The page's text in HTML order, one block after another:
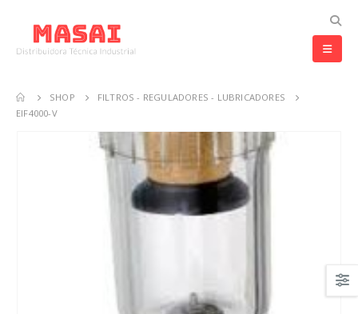
SHOP
FILTROS - REGULADORES - LUBRICADORES
EIF4000-V